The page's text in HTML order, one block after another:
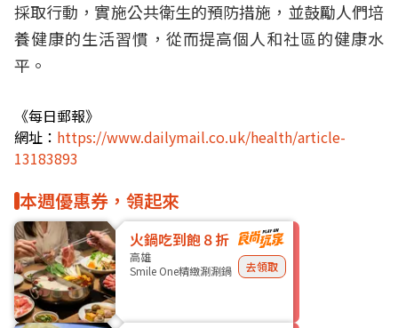
採取行動，實施公共衛生的預防措施，並鼓勵人們培
養健康的生活習慣，從而提高個人和社區的健康水
平。
《每日郵報》
網址： https://www.dailymail.co.uk/health/article-
13183893
本週優惠券，領起來
火鍋吃到飽８折
高雄
Smile One精緻涮涮鍋
去領取